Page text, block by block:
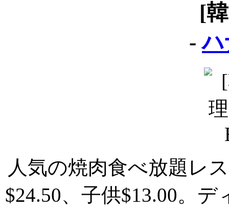
[
-ハ
人気の焼肉食べ放題レ
$24.50、子供$13.00。